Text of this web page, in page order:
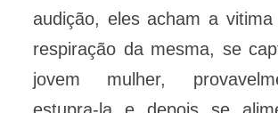
audição, eles acham a
respiração da mesma, se
jovem mulher,